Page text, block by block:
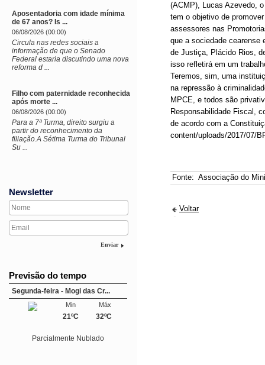
Aposentadoria com idade mínima
de 67 anos? Is ...
06/08/2026 (00:00)
Circula nas redes sociais a
informação de que o Senado
Federal estaria discutindo uma nova
reforma d ...
Filho com paternidade reconhecida
após morte ...
06/08/2026 (00:00)
Para a 7ª Turma, direito surgiu a
partir do reconhecimento da
filiação.A Sétima Turma do Tribunal
Su ...
Newsletter
Enviar
Previsão do tempo
Segunda-feira - Mogi das Cr...
Máx
32ºC
Min
21ºC
Parcialmente Nublado
(ACMP), Lucas Azevedo,
tem o objetivo de
assessores nas
que a sociedade cearense
de Justiça, Plácido Rios,
isso refletirá em um
Teremos, sim, uma
na repressão à
MPCE, e todos são
Responsabilidade Fiscal,
de acordo com a
content/uploads/2017/07/
Fonte: Associação do
Voltar